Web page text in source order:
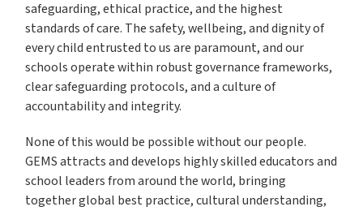
safeguarding, ethical practice, and the highest
standards of care. The safety, wellbeing, and dignity of
every child entrusted to us are paramount, and our
schools operate within robust governance frameworks,
clear safeguarding protocols, and a culture of
accountability and integrity.
None of this would be possible without our people.
GEMS attracts and develops highly skilled educators and
school leaders from around the world, bringing
together global best practice, cultural understanding,